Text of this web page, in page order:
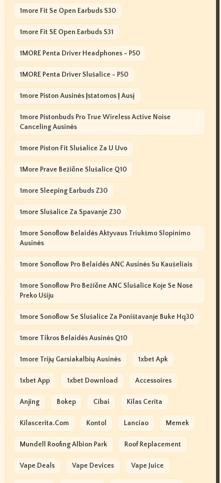
1more Fit Se Open Earbuds S30
1more Fit SE Open Earbuds S31
1MORE Penta Driver Headphones - P50
1MORE Penta Driver Slušalice - P50
1more Piston Ausinės Įstatomos Į Ausį
1more Pistonbuds Pro True Wireless Active Noise
Canceling Ausinės
1more Piston Fit Slušalice Za U Uvo
1More Prave Bežične Slušalice Q10
1more Sleeping Earbuds Z30
1more Slušalice Za Spavanje Z30
1more Sonoflow Belaidės Aktyvaus Triukšmo Slopinimo
Ausinės
1more Sonoflow Pro Belaidės ANC Ausinės Su Kaušeliais
1more Sonoflow Pro Bežične ANC Slušalice Koje Se Nose
Preko Ušiju
1more Sonoflow Se Slušalice Za Poništavanje Buke Hq30
1more Tikros Belaidės Ausinės Q10
1more Trijų Garsiakalbių Ausinės 1xbet Apk
1xbet App 1xbet Download Accessoires
Anjing Bokep Cibai Kilas Cerita
Kilascerita.com Kontol Lanciao Memek
Mundell Roofing Albion Park Roof Replacement
Vape Deals Vape Devices Vape Juice